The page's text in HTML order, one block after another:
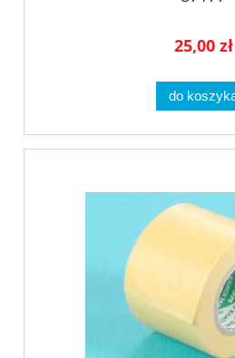
25,00 zł
do